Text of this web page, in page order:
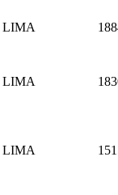
LIMA
LIMA
LIMA